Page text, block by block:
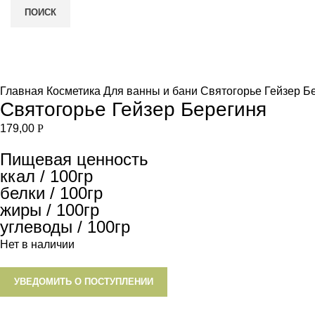
ПОИСК
Главная Косметика Для ванны и бани Святогорье Гейзер
Святогорье Гейзер Берегиня
179,00 Р
Пищевая ценность
ккал / 100гр
белки / 100гр
жиры / 100гр
углеводы / 100гр
Нет в наличии
УВЕДОМИТЬ О ПОСТУПЛЕНИИ